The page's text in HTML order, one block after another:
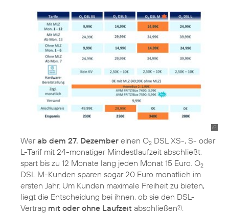
Werab dem 27. Dezember einen O2 DSL XS-, S- oder
L-Tarif mit 24-monatiger Mindestlaufzeit abschließt,
spart bis zu 12 Monate lang jeden Monat 15 Euro. O2
DSL M-Kunden sparen sogar 20 Euro monatlich im
ersten Jahr. Um Kunden maximale Freiheit zu bieten,
liegt die Entscheidung bei ihnen, ob sie den DSL-
Vertrag mit oder ohne Laufzeit abschließen2).